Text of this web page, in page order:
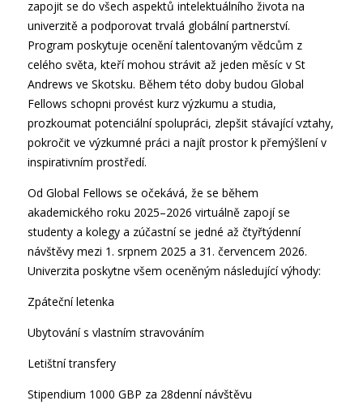
zapojit se do všech aspektů intelektuálního života na
univerzitě a podporovat trvalá globální partnerství.
Program poskytuje ocenění talentovaným vědcům z
celého světa, kteří mohou strávit až jeden měsíc v St
Andrews ve Skotsku. Během této doby budou Global
Fellows schopni provést kurz výzkumu a studia,
prozkoumat potenciální spolupráci, zlepšit stávající vztahy,
pokročit ve výzkumné práci a najít prostor k přemýšlení v
inspirativním prostředí.
Od Global Fellows se očekává, že se během
akademického roku 2025–2026 virtuálně zapojí se
studenty a kolegy a zúčastní se jedné až čtyřtýdenní
návštěvy mezi 1. srpnem 2025 a 31. červencem 2026.
Univerzita poskytne všem oceněným následující výhody:
Zpáteční letenka
Ubytování s vlastním stravováním
Letištní transfery
Stipendium 1000 GBP za 28denní návštěvu